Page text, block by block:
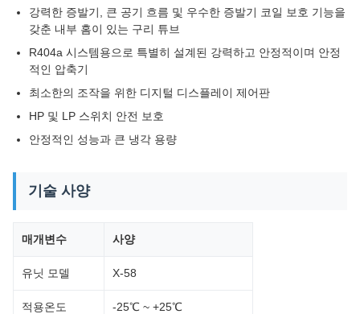
강력한 증발기, 큰 공기 흐름 및 우수한 증발기 코일 보호 기능을
갖춘 내부 홈이 있는 구리 튜브
R404a 시스템용으로 특별히 설계된 강력하고 안정적이며 안정
적인 압축기
최소한의 조작을 위한 디지털 디스플레이 제어판
HP 및 LP 스위치 안전 보호
안정적인 성능과 큰 냉각 용량
기술 사양
매개변수 사양
유닛 모델 X-58
적용온도 -25℃ ~ +25℃